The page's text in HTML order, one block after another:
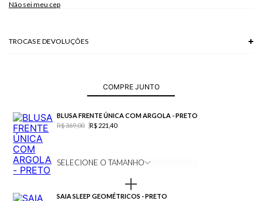
Modelo veste P.
Não sei meu cep
TROCAS E DEVOLUÇÕES
COMPRE JUNTO
BLUSA FRENTE ÚNICA COM ARGOLA - PRETO
R$ 369,00
R$ 221,40
SELECIONE O TAMANHO
SAIA SLEEP GEOMÉTRICOS - PRETO